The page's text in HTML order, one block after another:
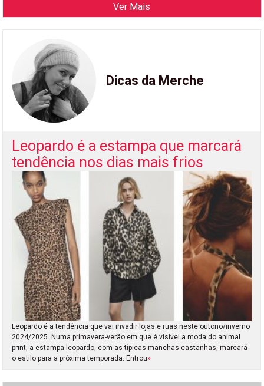
Ver Mais
Dicas da Merche
Leopardo é a estampa que marcará
tendência nos dias mais frios
Leopardo é a tendência que vai invadir lojas e ruas neste outono/inverno
2024/2025. Numa primavera-verão em que é visível a moda do animal
print, a estampa leopardo, com as típicas manchas castanhas, marcará
o estilo para a próxima temporada. Entrou»